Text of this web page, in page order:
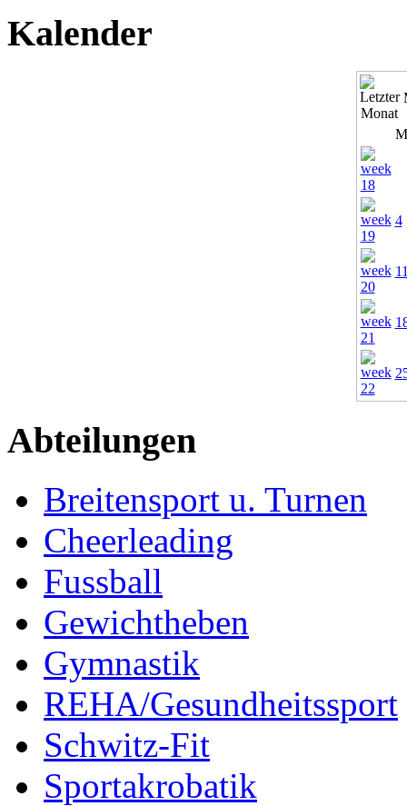
Kalender
4
Abteilungen
Breitensport u. Turnen
Cheerleading
Fussball
Gewichtheben
Gymnastik
REHA/Gesundheitssport
Schwitz-Fit
Sportakrobatik